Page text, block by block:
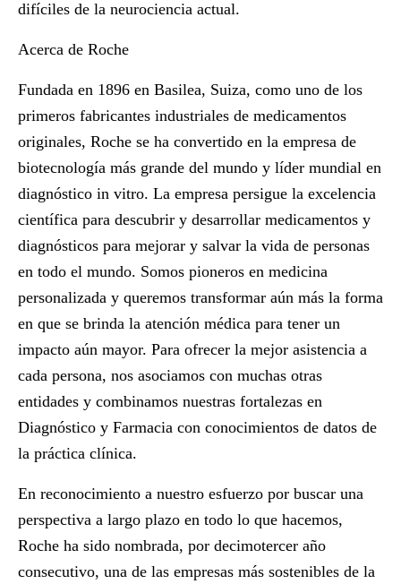
difíciles de la neurociencia actual.
Acerca de Roche
Fundada en 1896 en Basilea, Suiza, como uno de los
primeros fabricantes industriales de medicamentos
originales, Roche se ha convertido en la empresa de
biotecnología más grande del mundo y líder mundial en
diagnóstico in vitro. La empresa persigue la excelencia
científica para descubrir y desarrollar medicamentos y
diagnósticos para mejorar y salvar la vida de personas
en todo el mundo. Somos pioneros en medicina
personalizada y queremos transformar aún más la forma
en que se brinda la atención médica para tener un
impacto aún mayor. Para ofrecer la mejor asistencia a
cada persona, nos asociamos con muchas otras
entidades y combinamos nuestras fortalezas en
Diagnóstico y Farmacia con conocimientos de datos de
la práctica clínica.
En reconocimiento a nuestro esfuerzo por buscar una
perspectiva a largo plazo en todo lo que hacemos,
Roche ha sido nombrada, por decimotercer año
consecutivo, una de las empresas más sostenibles de la